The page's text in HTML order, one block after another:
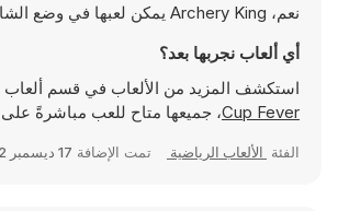
نعم، Archery King يمكن لعبها في وضع الشاشة الكاملة للتمتع بتجربة أكثر انغماسًا
أي ألعاب نجربها بعد؟
استكشف المزيد من الألعاب في قسم ألعاب
Cup Fever، جميعها متاح للعب مباشرةً على Y8.
الفئة الألعاب الرياضية تمت الإضافة 17 ديسمبر 2022